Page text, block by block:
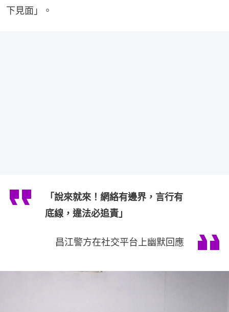
下見面」。
「說來就來！網絡有邊界，言行有
底線，違法必追責」
昌江警方在社交平台上幽默回應